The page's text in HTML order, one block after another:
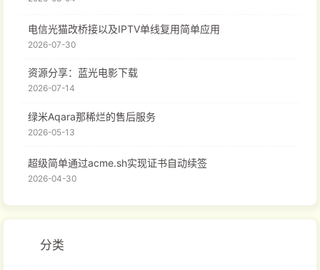
电信光猫改桥接以及IPTV单线复用简单应用
2026-07-30
资源分享：蓝光电影下载
2026-07-14
绿米Aqara那稀烂的售后服务
2026-05-13
超级简单通过acme.sh实现证书自动续签
2026-04-30
分类